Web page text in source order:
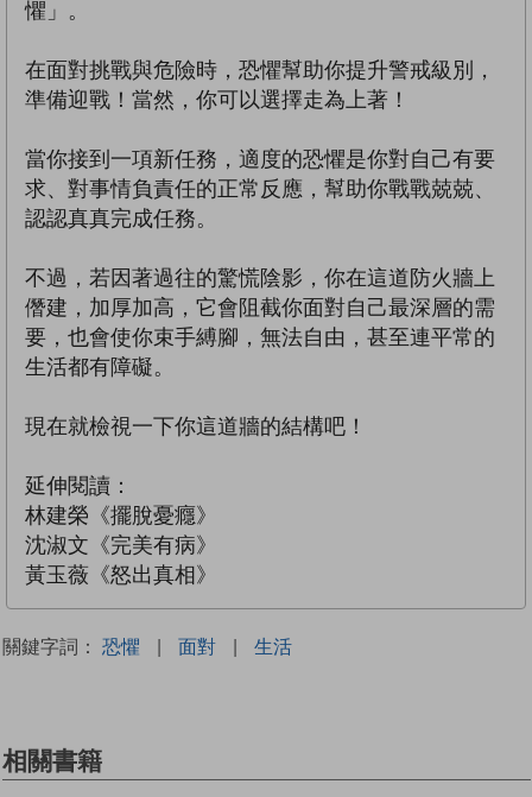
懼」。
在面對挑戰與危險時，恐懼幫助你提升警戒級別，
準備迎戰！當然，你可以選擇走為上著！
當你接到一項新任務，適度的恐懼是你對自己有要
求、對事情負責任的正常反應，幫助你戰戰兢兢、
認認真真完成任務。
不過，若因著過往的驚慌陰影，你在這道防火牆上
僭建，加厚加高，它會阻截你面對自己最深層的需
要，也會使你束手縛腳，無法自由，甚至連平常的
生活都有障礙。
現在就檢視一下你這道牆的結構吧！
延伸閱讀：
林建榮《擺脫憂癮》
沈淑文《完美有病》
黃玉薇《怒出真相》
關鍵字詞： 恐懼 | 面對 | 生活
相關書籍